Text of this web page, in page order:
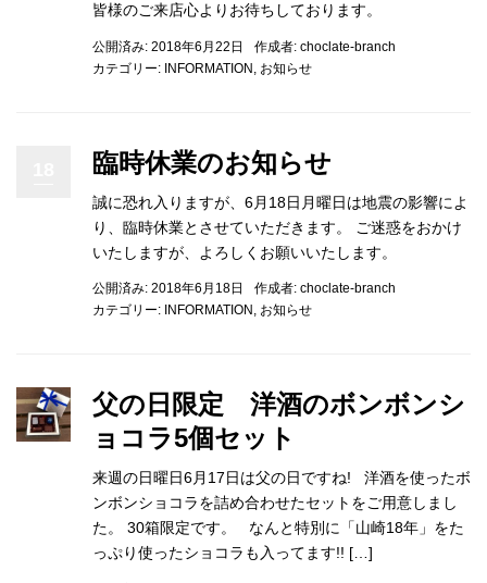
皆様のご来店心よりお待ちしております。
公開済み: 2018年6月22日 作成者: choclate-branch
カテゴリー: INFORMATION お知らせ
臨時休業のお知らせ
誠に恐れ入りますが、6月18日月曜日は地震の影響によ
り、臨時休業とさせていただきます。 ご迷惑をおかけ
いたしますが、よろしくお願いいたします。
公開済み: 2018年6月18日 作成者: choclate-branch
カテゴリー: INFORMATION , お知らせ
父の日限定 洋酒のボンボンシ
ョコラ5個セット
来週の日曜日6月17日は父の日ですね! 洋酒を使ったボ
ンボンショコラを詰め合わせたセットをご用意しまし
た。 30箱限定です。 なんと特別に「山崎18年」をた
っぷり使ったショコラも入ってます!! […]